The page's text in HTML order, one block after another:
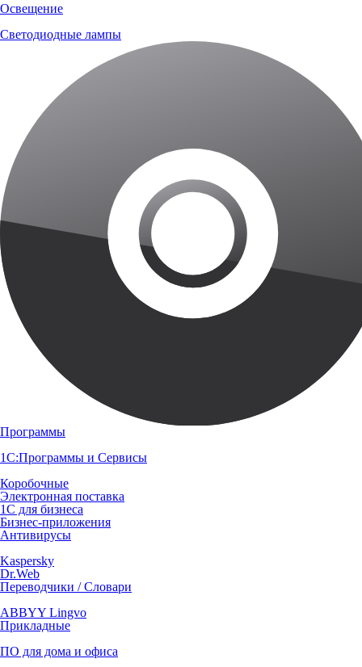
Освещение
Светодиодные лампы
Программы
1С:Программы и Сервисы
Коробочные
Электронная поставка
1С для бизнеса
Бизнес-приложения
Антивирусы
Kaspersky
Dr.Web
Переводчики / Словари
ABBYY Lingvo
Прикладные
ПО для дома и офиса